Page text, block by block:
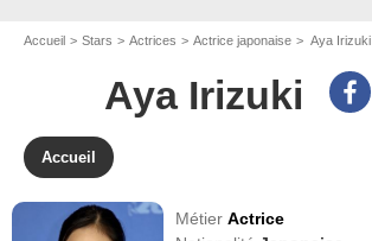
Accueil Stars Actrices Actrice japonaise Aya Irizuki
Aya Irizuki
Accueil
MétierActrice